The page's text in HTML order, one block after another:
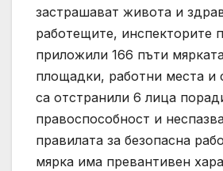
застрашават живота и
работещите, инспекторите
приложили 166 пъти
площадки, работни места и
са отстранили 6 лица
правоспособност и
правилата за безопасна
мярка има превантивен